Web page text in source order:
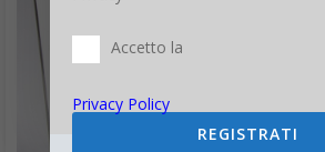
Accetto la
Privacy Policy
REGISTRATI